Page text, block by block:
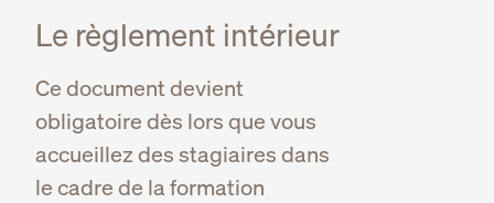
Le règlement intérieur
Ce document devient
obligatoire dès lors que vous
accueillez des stagiaires dans
le cadre de la formation